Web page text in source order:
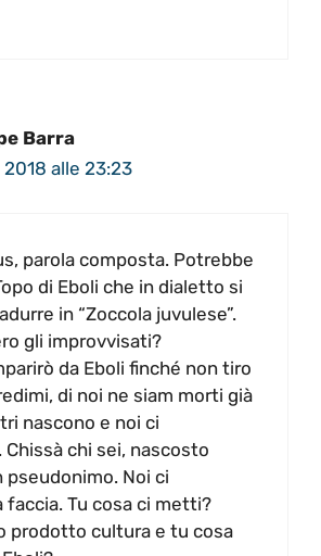
Barra
alle 23:23
parola composta. Potrebbe
di Eboli che in dialetto si
in “Zoccola juvulese”.
gli improvvisati?
da Eboli finché non tiro
di noi ne siam morti già
nascono e noi ci
Chissà chi sei, nascosto
pseudonimo. Noi ci
faccia. Tu cosa ci metti?
prodotto cultura e tu cosa